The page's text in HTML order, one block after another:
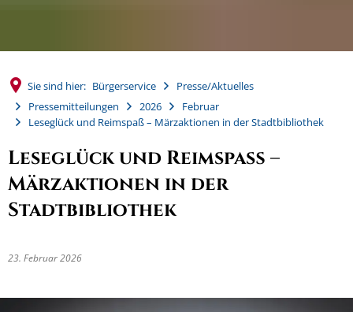
Sie sind hier: Bürgerservice
Presse/Aktuelles
Pressemitteilungen
2026
Februar
Leseglück und Reimspaß – Märzaktionen in der Stadtbibliothek
Leseglück und Reimspaß –
Märzaktionen in der
Stadtbibliothek
23. Februar 2026